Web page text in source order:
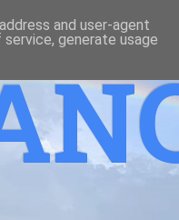
and user-agent
generate usage